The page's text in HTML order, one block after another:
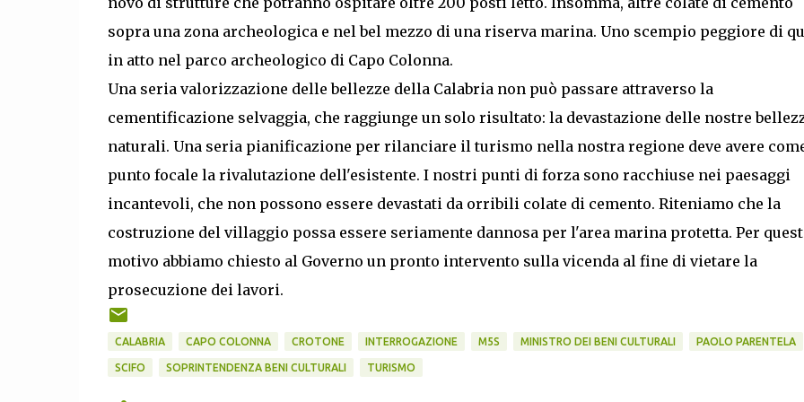
sopra una zona archeologica e nel bel mezzo di una riserva marina. Uno scempio peggiore di
in atto nel parco archeologico di Capo Colonna.
Una seria valorizzazione delle bellezze della Calabria non può passare attraverso la
cementificazione selvaggia, che raggiunge un solo risultato: la devastazione delle nostre
naturali. Una seria pianificazione per rilanciare il turismo nella nostra regione deve avere
punto focale la rivalutazione dell'esistente. I nostri punti di forza sono racchiuse nei paesaggi
incantevoli, che non possono essere devastati da orribili colate di cemento. Riteniamo che la
costruzione del villaggio possa essere seriamente dannosa per l'area marina protetta. Per
motivo abbiamo chiesto al Governo un pronto intervento sulla vicenda al fine di vietare la
prosecuzione dei lavori.
CALABRIA CAPO COLONNA CROTONE INTERROGAZIONE M5S MINISTRO DEI BENI CULTURALI PAOLO PARENTELA
SCIFO SOPRINTENDENZA BENI CULTURALI TURISMO